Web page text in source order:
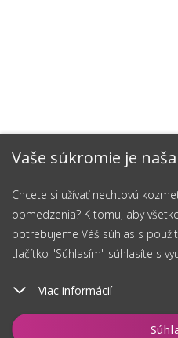
Vaše súkromie je
Chcete si užívať nechtovú
obmedzenia? K tomu, aby
potrebujeme Váš súhlas s
tlačítko "Súhlasím" súhlasíte s
Viac informácií
Vložiť do